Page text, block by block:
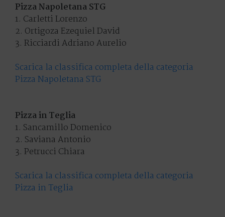
Pizza Napoletana STG
1. Carletti Lorenzo
2. Ortigoza Ezequiel David
3. Ricciardi Adriano Aurelio
Scarica la classifica completa della categoria
Pizza Napoletana STG
Pizza in Teglia
1. Sancamillo Domenico
2. Saviana Antonio
3. Petrucci Chiara
Scarica la classifica completa della categoria
Pizza in Teglia